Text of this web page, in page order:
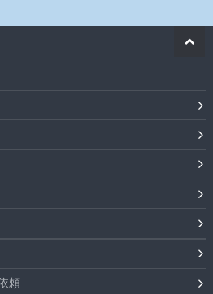
頼